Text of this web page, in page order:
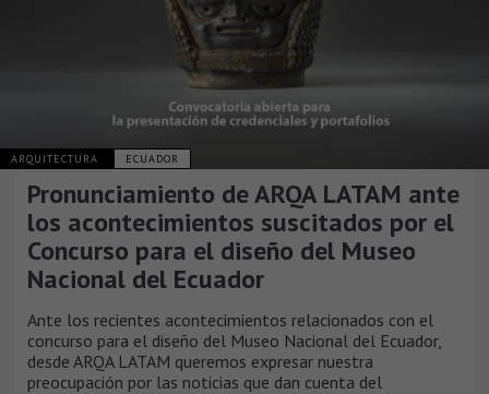
ARQUITECTURA ECUADOR
Pronunciamiento de ARQA LATAM ante
los acontecimientos suscitados por el
Concurso para el diseño del Museo
Nacional del Ecuador
Ante los recientes acontecimientos relacionados con el
concurso para el diseño del Museo Nacional del Ecuador,
desde ARQA LATAM queremos expresar nuestra
preocupación por las noticias que dan cuenta del